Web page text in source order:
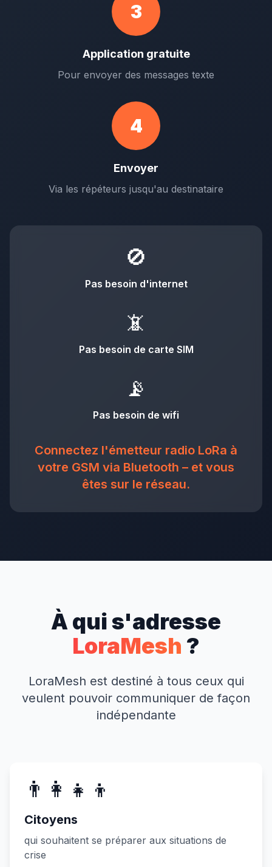
3
Application gratuite
Pour envoyer des messages texte
4
Envoyer
Via les répéteurs jusqu'au destinataire
🚫
Pas besoin d'internet
📵
Pas besoin de carte SIM
📡
Pas besoin de wifi
Connectez l'émetteur radio LoRa à
votre GSM via Bluetooth – et vous
êtes sur le réseau.
À qui s'adresse
LoraMesh ?
LoraMesh est destiné à tous ceux qui
veulent pouvoir communiquer de façon
indépendante
👨‍👩‍👧‍👦
Citoyens
qui souhaitent se préparer aux situations de
crise